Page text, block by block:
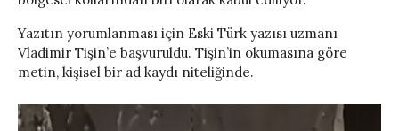
Yazıtın yorumlanması için Eski Türk yazısı uzmanı
Vladimir Tişin’e başvuruldu. Tişin’in okumasına göre
metin, kişisel bir ad kaydı niteliğinde.